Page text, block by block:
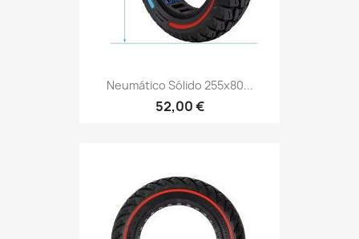
Neumático Sólido 255x80...
52,00 €